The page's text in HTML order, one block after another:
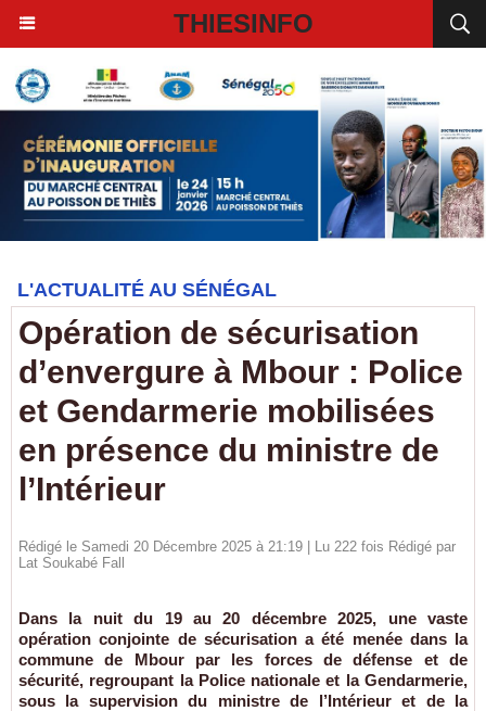
THIESINFO
L'ACTUALITÉ AU SÉNÉGAL
Opération de sécurisation
d’envergure à Mbour : Police
et Gendarmerie mobilisées
en présence du ministre de
l’Intérieur
Rédigé le Samedi 20 Décembre 2025 à 21:19 | Lu 222 fois Rédigé par
Lat Soukabé Fall
Dans la nuit du 19 au 20 décembre 2025, une vaste
opération conjointe de sécurisation a été menée dans la
commune de Mbour par les forces de défense et de
sécurité, regroupant la Police nationale et la Gendarmerie,
sous la supervision du ministre de l’Intérieur et de la